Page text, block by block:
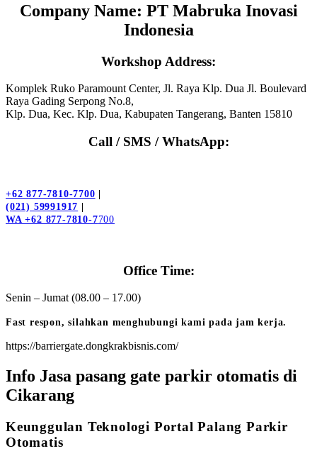
Company Name: PT Mabruka Inovasi
Indonesia
Workshop Address:
Komplek Ruko Paramount Center, Jl. Raya Klp. Dua Jl. Boulevard
Raya Gading Serpong No.8,
Klp. Dua, Kec. Klp. Dua, Kabupaten Tangerang, Banten 15810
Call / SMS / WhatsApp:
+62 877-7810-7700
(021) 59991917
WA +62 877-7810-7700
Office Time:
Senin – Jumat (08.00 – 17.00)
Fast respon, silahkan menghubungi kami pada jam kerja.
https://barriergate.dongkrakbisnis.com/
Info Jasa pasang gate parkir otomatis di
Cikarang
Keunggulan Teknologi Portal Palang Parkir
Otomatis